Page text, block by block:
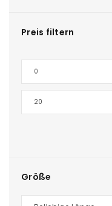
Preis filtern
Größe